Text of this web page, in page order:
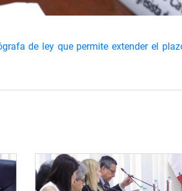
de ley que permite extender el